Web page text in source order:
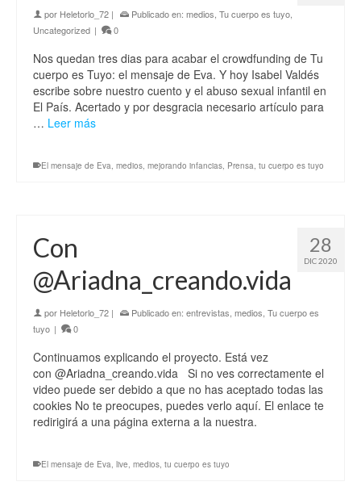
por Heletorlo_72 | Publicado en: medios Tu cuerpo es tuyo
Uncategorized | 0
Nos quedan tres dias para acabar el crowdfunding de Tu
cuerpo es Tuyo: el mensaje de Eva. Y hoy Isabel Valdés
escribe sobre nuestro cuento y el abuso sexual infantil en
El País. Acertado y por desgracia necesario artículo para
… Leer más
El mensaje de Eva, medios, mejorando infancias, Prensa, tu cuerpo es tuyo
28
DIC 2020
Con
@Ariadna_creando.vida
por Heletorlo_72 | Publicado en: entrevistas medios Tu cuerpo es
tuyo | 0
Continuamos explicando el proyecto. Está vez
con @Ariadna_creando.vida Si no ves correctamente el
video puede ser debido a que no has aceptado todas las
cookies No te preocupes, puedes verlo aquí. El enlace te
redirigirá a una página externa a la nuestra.
El mensaje de Eva, live, medios, tu cuerpo es tuyo